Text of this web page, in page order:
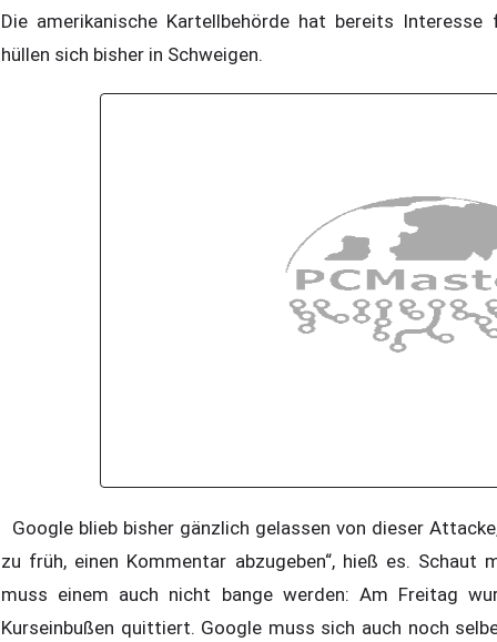
Die amerikanische Kartellbehörde hat bereits
hüllen sich bisher in Schweigen.
Google blieb bisher gänzlich gelassen von dieser
zu früh, einen Kommentar abzugeben“, hieß es.
muss einem auch nicht bange werden: Am Freitag
Kurseinbußen quittiert. Google muss sich auch noch